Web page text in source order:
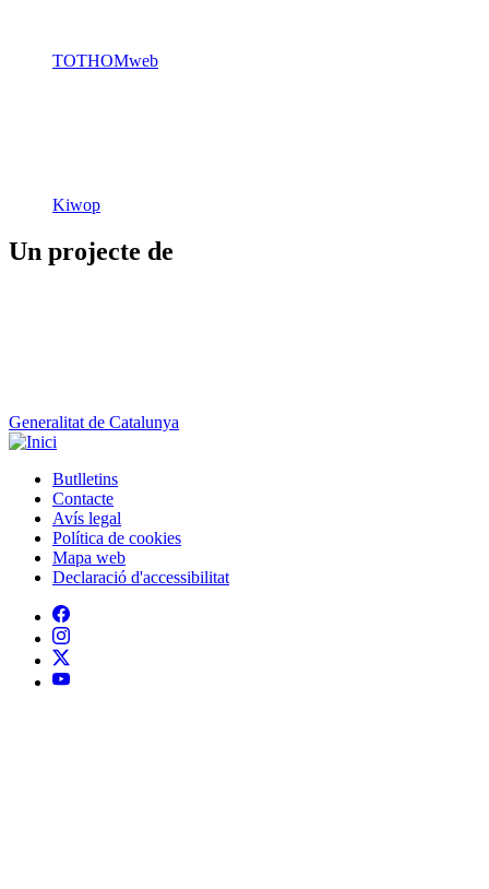
TOTHOMweb
Kiwop
Un projecte de
Generalitat de Catalunya
Peu
Butlletins
Contacte
Avís legal
Política de cookies
Mapa web
Declaració d'accessibilitat